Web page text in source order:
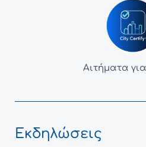
Αιτήματα
Εκδηλώσεις